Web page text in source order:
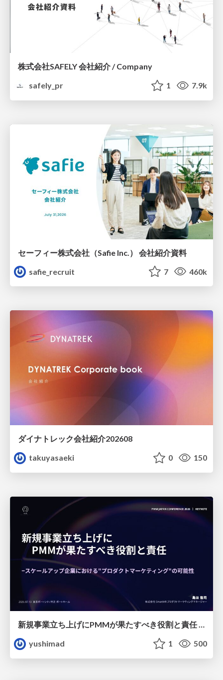
株式会社SAFELY 会社紹介 / Company
safely_pr
1 7.9k
セーフィー株式会社（Safie Inc.） 会社紹介資料
safie_recruit
7 460k
ダイナトレック会社紹介202608
takuyasaeki
0 150
新規事業立ち上げにPMMが果たすべき役割と責任 −スケールアップ企業における"プロダクトマーケティング"の可能性
yushimad
1 500